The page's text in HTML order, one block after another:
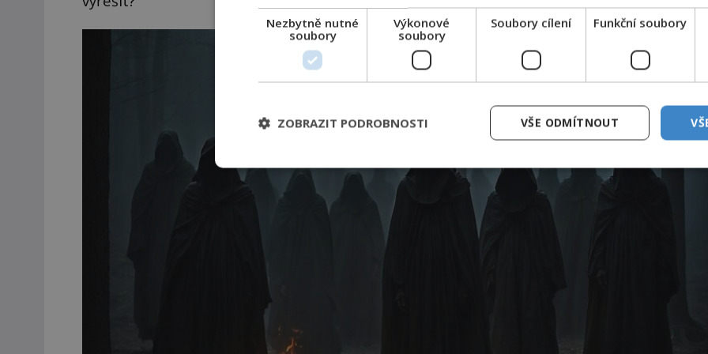
Nezbytně nutné
soubory
Výkonové
soubory
Soubory cílení Funkční soubory
VŠE ODMÍTNOUT
ZOBRAZIT PODROBNOSTI